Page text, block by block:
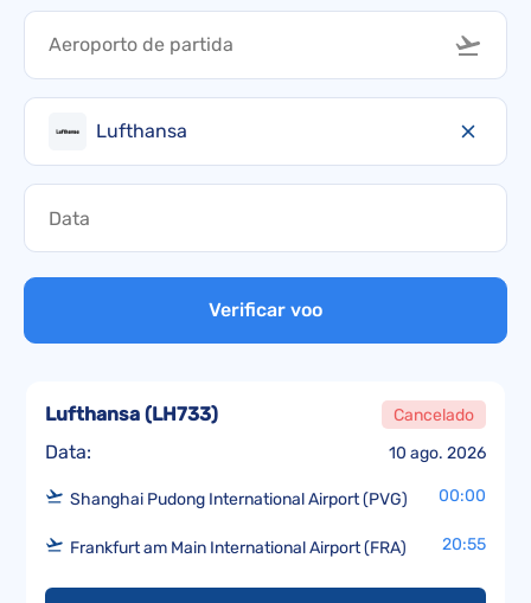
Lufthansa
Verificar voo
Data: 10 ago. 2026
Lufthansa (LH733) Cancelado
Shanghai Pudong International Airport (PVG) 00:00
Frankfurt am Main International Airport (FRA) 20:55